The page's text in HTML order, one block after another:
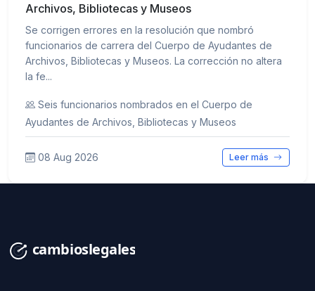
Archivos, Bibliotecas y Museos
Se corrigen errores en la resolución que nombró
funcionarios de carrera del Cuerpo de Ayudantes de
Archivos, Bibliotecas y Museos. La corrección no altera
la fe...
Seis funcionarios nombrados en el Cuerpo de
Ayudantes de Archivos, Bibliotecas y Museos
08 Aug 2026 Leer más